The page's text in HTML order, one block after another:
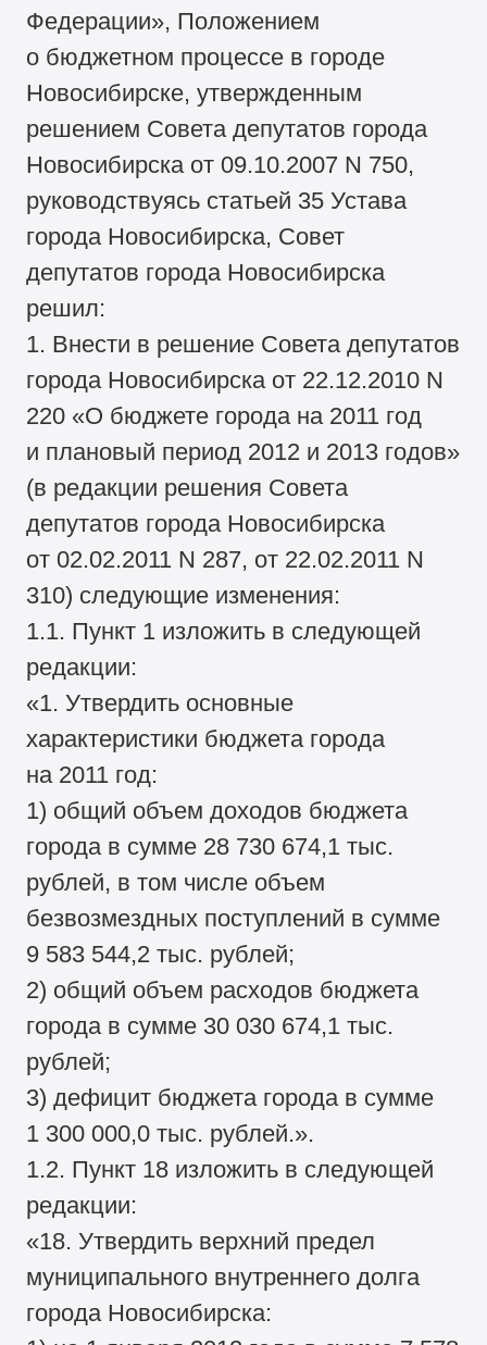
Федерации», Положением
о бюджетном процессе в городе
Новосибирске, утвержденным
решением Совета депутатов города
Новосибирска от 09.10.2007 N 750,
руководствуясь статьей 35 Устава
города Новосибирска, Совет
депутатов города Новосибирска
решил:
1. Внести в решение Совета депутатов
города Новосибирска от 22.12.2010 N
220 «О бюджете города на 2011 год
и плановый период 2012 и 2013 годов»
(в редакции решения Совета
депутатов города Новосибирска
от 02.02.2011 N 287, от 22.02.2011 N
310) следующие изменения:
1.1. Пункт 1 изложить в следующей
редакции:
«1. Утвердить основные
характеристики бюджета города
на 2011 год:
1) общий объем доходов бюджета
города в сумме 28 730 674,1 тыс.
рублей, в том числе объем
безвозмездных поступлений в сумме
9 583 544,2 тыс. рублей;
2) общий объем расходов бюджета
города в сумме 30 030 674,1 тыс.
рублей;
3) дефицит бюджета города в сумме
1 300 000,0 тыс. рублей.».
1.2. Пункт 18 изложить в следующей
редакции:
«18. Утвердить верхний предел
муниципального внутреннего долга
города Новосибирска: